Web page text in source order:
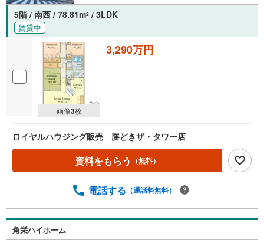
5階 / 南西 / 78.81m2 / 3LDK
賃貸中
画像3枚
3,290万円
ロイヤルハウジング販売 勝どきザ・タワー店
資料をもらう （無料）
電話する （通話料無料）
角栄ハイホーム